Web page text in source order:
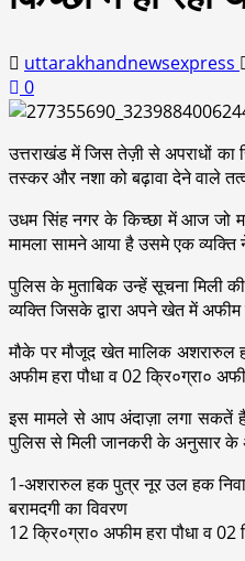
uttarakhandnewsexpress
0
उत्तराखंड में जिस तेज़ी से अपराधों का
तस्कर और नशा को बढ़ावा देने वाले
उधम सिंह नगर के किच्छा में आज जो
मामला सामने आया है उसमे एक व्यक्ति
पुलिस के मुताबिक उन्हें सूचना मिली
व्यक्ति जिसके द्वारा अपने खेत में
मौके पर मौजूद खेत मालिक अशरारुल
अफीम हरा पौधा व 02 क्रि०ग्रा०
इस मामले से आप अंदाज़ा लगा सकतें है
पुलिस से मिली जानकरी के अनुसार के
1-अशरारुल हक पुत्र नूर उल हक
बरामदगी का विवरण
12 क्रि०ग्रा० अफीम हरा पौधा व 02